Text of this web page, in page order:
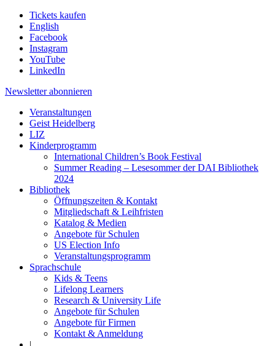
Tickets kaufen
English
Facebook
Instagram
YouTube
LinkedIn
Newsletter abonnieren
Veranstaltungen
Geist Heidelberg
LIZ
Kinderprogramm
International Children’s Book Festival
Summer Reading – Lesesommer der DAI Bibliothek
2024
Bibliothek
Öffnungszeiten & Kontakt
Mitgliedschaft & Leihfristen
Katalog & Medien
Angebote für Schulen
US Election Info
Veranstaltungsprogramm
Sprachschule
Kids & Teens
Lifelong Learners
Research & University Life
Angebote für Schulen
Angebote für Firmen
Kontakt & Anmeldung